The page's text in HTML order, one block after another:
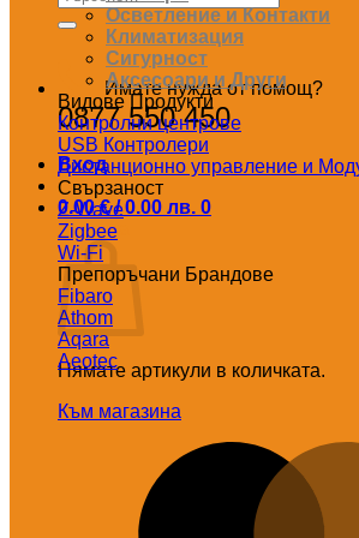
за:
Имате нужда от помощ?
0877 550 450
Вход
0.00€/ 0.00 лв. 0
Количка
Нямате артикули в количката.
Към магазина
Осветление и Контакти
Климатизация
Сигурност
Аксесоари и Други
Видове Продукти
Контролни центрове
USB Контролери
Дистанционно управление и
Свързаност
Z-Wave
Zigbee
Wi-Fi
Препоръчани Брандове
Fibaro
Athom
Aqara
Aeotec